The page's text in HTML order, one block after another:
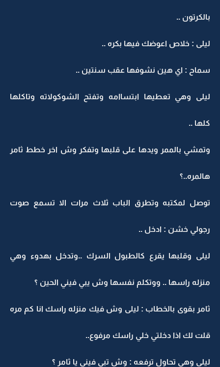
بالكرتون ..
ليلى : خلاص اعوضك فيها بكره ..
سماح : اي هين نشوفها عقب سنتين ..
ليلى وهي تعطيها ابتساامه وتفتح الشوكولاته وتاكلها
كلها ..
وتمشي بالممر ويدها على قلبها وتفكر وش اخر خطط ثامر
هالمره..؟
توصل لمكتبه وتطرق الباب ثلاث مرات الا تسمع صوت
رجولي خشن : ادخل ..
ليلى وقلبها يقرع كالطبول السرك ..وتدخل بهدوء وهي
منزله راسها .. ووتكلم نفسها وش يبي فيني الحين ؟
ثامر بقوى بالخطاب : ليلى وش فيك منزله راسك انا كم مره
قلت لك اذا دخلتي خلي راسك مرفوع..
ليلى وهي تحاول ترفعه : وش تبي فيني يا ثامر ؟